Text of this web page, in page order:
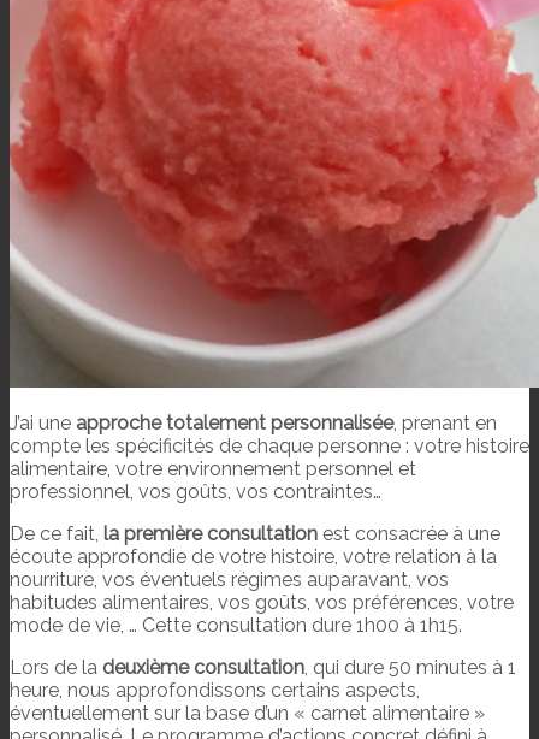
J’ai une approche totalement personnalisée, prenant en
compte les spécificités de chaque personne : votre histoire
alimentaire, votre environnement personnel et
professionnel, vos goûts, vos contraintes…
De ce fait, la première consultation est consacrée à une
écoute approfondie de votre histoire, votre relation à la
nourriture, vos éventuels régimes auparavant, vos
habitudes alimentaires, vos goûts, vos préférences, votre
mode de vie, … Cette consultation dure 1h00 à 1h15.
Lors de la deuxième consultation, qui dure 50 minutes à 1
heure, nous approfondissons certains aspects,
éventuellement sur la base d’un « carnet alimentaire »